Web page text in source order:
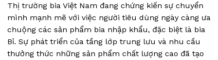
Thị trường bia Việt Nam đang chứng kiến sự chuyển
mình mạnh mẽ với việc người tiêu dùng ngày càng ưa
chuộng các sản phẩm bia nhập khẩu, đặc biệt là bia
Bỉ. Sự phát triển của tầng lớp trung lưu và nhu cầu
thưởng thức những sản phẩm chất lượng cao đã tạo